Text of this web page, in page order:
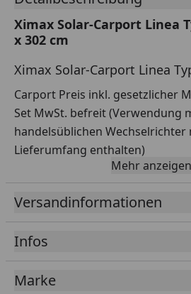
Ximax Solar-Carport Linea
x 302 cm
Ximax Solar-Carport Linea
Carport Preis inkl. gesetzlicher
Set MwSt. befreit (Verwendung
handelsüblichen
Lieferumfang enthalten)
überzeugen durch ein
eloxiertem, korrosionsfreiem
für maximale Stabilität und
sehr geringem Gesamtgewicht.
Mehr anzeigen
Versandinformationen
Infos
Marke